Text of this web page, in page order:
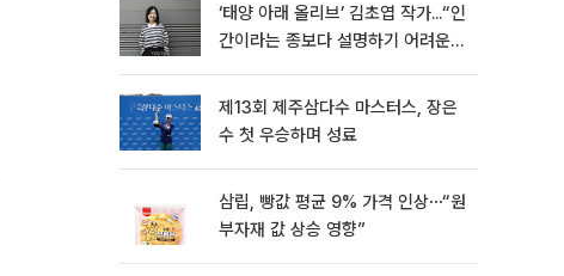
‘태양 아래 올리브’ 김초엽 작가...“인
간이라는 종보다 설명하기 어려운
뷰]
제13회 제주삼다수 마스터스, 장은
수 첫 우승하며 성료
삼립, 빵값 평균 9% 가격 인상⋯“원
부자재 값 상승 영향”